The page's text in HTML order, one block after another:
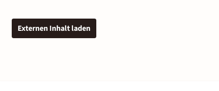
Externen Inhalt laden